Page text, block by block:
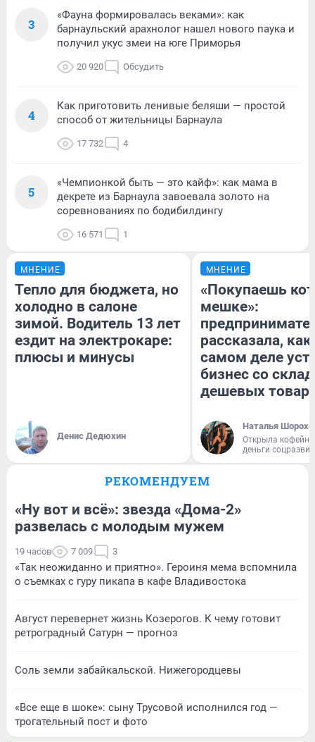
3
«Фауна формировалась веками»: как
барнаульский арахнолог нашел нового паука и
получил укус змеи на юге Приморья
20 920 Обсудить
4
Как приготовить ленивые беляши — простой
способ от жительницы Барнаула
17 732 4
5
«Чемпионкой быть — это кайф»: как мама в
декрете из Барнаула завоевала золото на
соревнованиях по бодибилдингу
16 571 1
МНЕНИЕ
Тепло для бюджета, но
холодно в салоне
зимой. Водитель 13 лет
ездит на электрокаре:
плюсы и минусы
Денис Дедюхин
МНЕНИЕ
«Покупаешь
мешке»:
рассказала, как
самом деле
бизнес со
дешевых
Наталья
Открыла
деньги
РЕКОМЕНДУЕМ
«Ну вот и всё»: звезда «Дома-2»
развелась с молодым мужем
19 часов 7 009 3
«Так неожиданно и приятно». Героиня мема вспомнила
о съемках с гуру пикапа в кафе Владивостока
Август перевернет жизнь Козерогов. К чему готовит
ретроградный Сатурн — прогноз
Соль земли забайкальской. Нижегородцевы
«Все еще в шоке»: сыну Трусовой исполнился год —
трогательный пост и фото